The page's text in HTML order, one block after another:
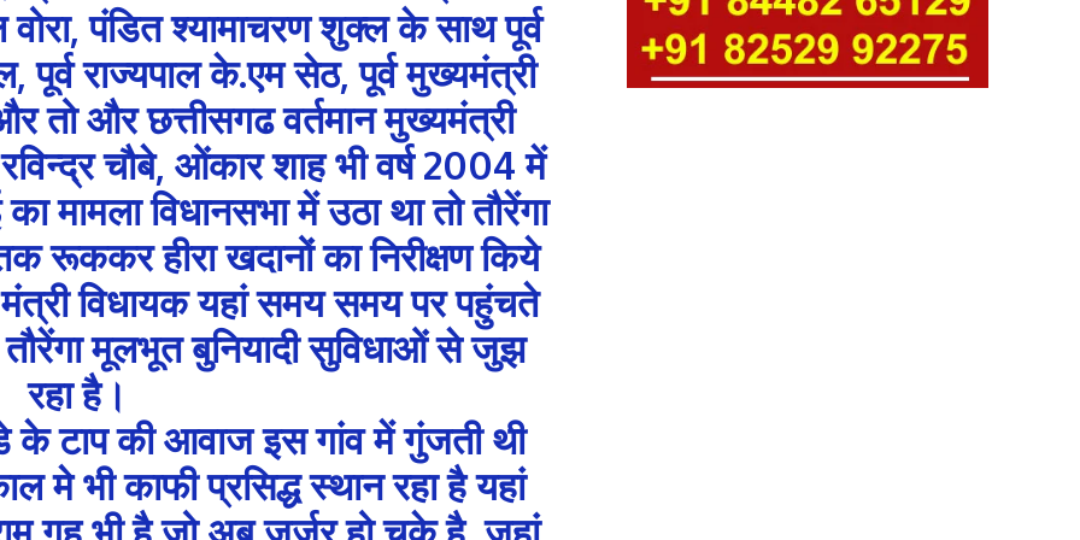
पंडित श्यामाचरण शुक्ल के साथ पूर्व
पूर्व राज्यपाल के.एम सेठ, पूर्व मुख्यमंत्री
और छत्तीसगढ वर्तमान मुख्यमंत्री
चौबे, ओंकार शाह भी वर्ष 2004 में
मामला विधानसभा में उठा था तो तौरेंगा
रूककर हीरा खदानों का निरीक्षण किये
विधायक यहां समय समय पर पहुंचते
मूलभूत बुनियादी सुविधाओं से जुझ
रहा है।
टाप की आवाज इस गांव में गुंजती थी
मे भी काफी प्रसिद्ध स्थान रहा है यहां